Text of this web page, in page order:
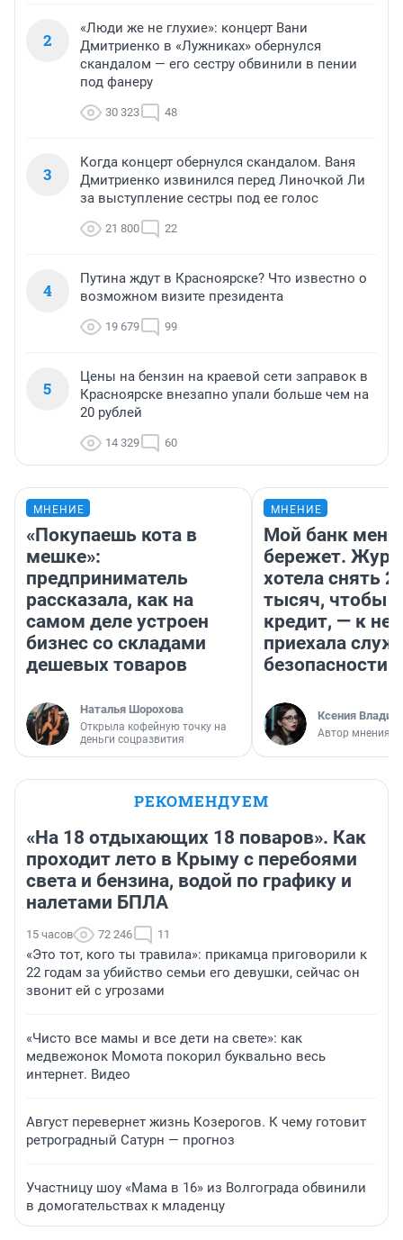
2
«Люди же не глухие»: концерт Вани
Дмитриенко в «Лужниках» обернулся
скандалом — его сестру обвинили в пении
под фанеру
30 323 48
3
Когда концерт обернулся скандалом. Ваня
Дмитриенко извинился перед Линочкой Ли
за выступление сестры под ее голос
21 800 22
4
Путина ждут в Красноярске? Что известно о
возможном визите президента
19 679 99
5
Цены на бензин на краевой сети заправок в
Красноярске внезапно упали больше чем на
20 рублей
14 329 60
МНЕНИЕ
«Покупаешь кота в
мешке»:
предприниматель
рассказала, как на
самом деле устроен
бизнес со складами
дешевых товаров
Наталья Шорохова
Открыла кофейную точку на
деньги соцразвития
МНЕНИЕ
Мой банк меня
бережет.
хотела снять
тысяч, чтобы
кредит, — к
приехала
безопасности
Ксения
Автор мнения
РЕКОМЕНДУЕМ
«На 18 отдыхающих 18 поваров». Как
проходит лето в Крыму с перебоями
света и бензина, водой по графику и
налетами БПЛА
15 часов 72 246 11
«Это тот, кого ты травила»: прикамца приговорили к
22 годам за убийство семьи его девушки, сейчас он
звонит ей с угрозами
«Чисто все мамы и все дети на свете»: как
медвежонок Момота покорил буквально весь
интернет. Видео
Август перевернет жизнь Козерогов. К чему готовит
ретроградный Сатурн — прогноз
Участницу шоу «Мама в 16» из Волгограда обвинили
в домогательствах к младенцу